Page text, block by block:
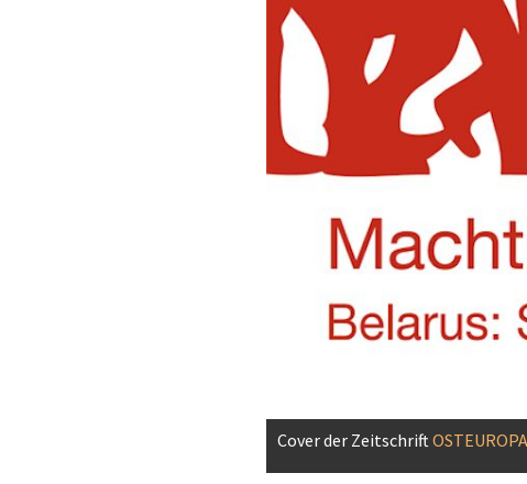
Cover der Zeitschrift